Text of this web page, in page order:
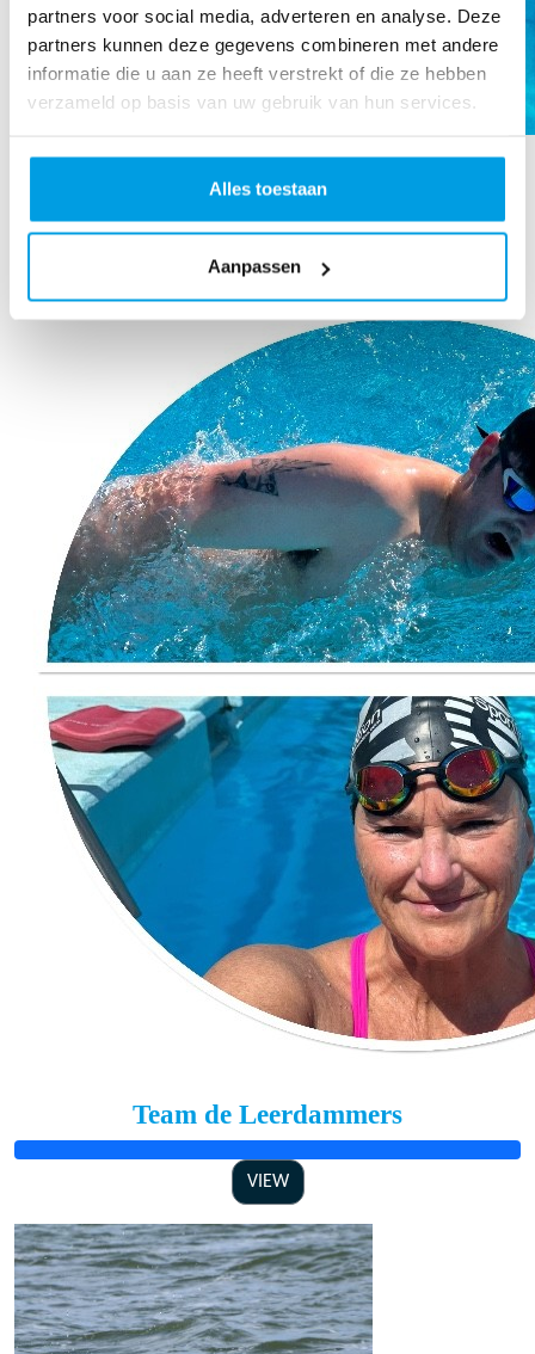
partners voor social media, adverteren en analyse. Deze
partners kunnen deze gegevens combineren met andere
informatie die u aan ze heeft verstrekt of die ze hebben
verzameld op basis van uw gebruik van hun services.
Alles toestaan
Aanpassen
Kiki Huurman
Team de Leerdammers
VIEW